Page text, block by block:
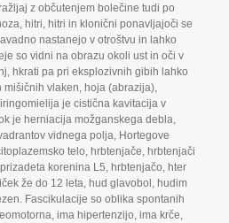
z občutenjem bolečine tudi po
, hitri, hitri in klonični ponavljajoči se
nastanejo v otroštvu in lahko
so vidni na obrazu okoli ust in oči v
, hkrati pa pri eksplozivnih gibih lahko
mišičnih vlaken, hoja (abrazija),
je cistična kavitacija v
je herniacija možganskega debla,
vidnega polja, Hortegove
telo, hrbtenjače, hrbtenjači
korenina L5, hrbtenjačo, hter
že do 12 leta, hud glavobol , hudim
Fascikulacije so oblika spontanih
,ima hipertenzijo,ima krče,